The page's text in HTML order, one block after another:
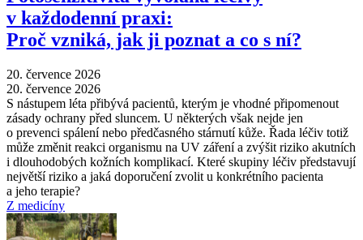
v každodenní praxi:
Proč vzniká, jak ji poznat a co s ní?
20. července 2026
20. července 2026
S nástupem léta přibývá pacientů, kterým je vhodné připomenout
zásady ochrany před sluncem. U některých však nejde jen
o prevenci spálení nebo předčasného stárnutí kůže. Řada léčiv totiž
může změnit reakci organismu na UV záření a zvýšit riziko akutních
i dlouhodobých kožních komplikací. Které skupiny léčiv představují
největší riziko a jaká doporučení zvolit u konkrétního pacienta
a jeho terapie?
Z medicíny